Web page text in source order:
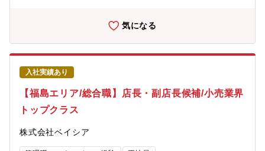
だけの仕事ができるのかが大切です。【研修・教育制度の充実】■
年次・部門ごとに行う年200回の教育セミナーや入社4年目以降の
希望者を対象とした、アメリカのチェーンストアを視察する海外
研修も費用はほぼ会社負担で実施しています。※※店舗の営業時
間は9：00～20：00（一部22：00までの店舗あり)※残業月20h
程度／繁忙期8・12月は月40h程度※残業代は全額支給
気になる
入社実績あり
【福島エリア/総合職】店長・副店長候補/小売業界
トップクラス
株式会社ベイシア